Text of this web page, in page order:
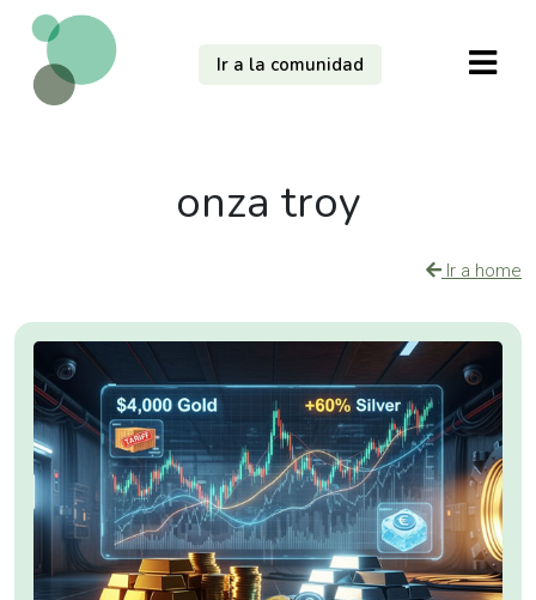
Ir a la comunidad
onza troy
Ir a home